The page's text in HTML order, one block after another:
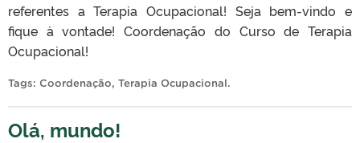
referentes a Terapia Ocupacional! Seja bem-vindo e
fique à vontade! Coordenação do Curso de Terapia
Ocupacional!
Tags: Coordenação, Terapia Ocupacional.
Olá, mundo!